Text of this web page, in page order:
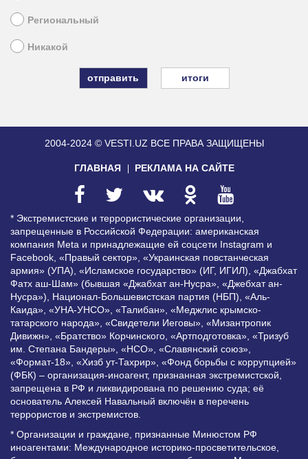
Региональный
Никакой
итоги
2004-2024 © VESTI.UZ ВСЕ ПРАВА ЗАЩИЩЕНЫ
ГЛАВНАЯ РЕКЛАМА НА САЙТЕ
* Экстремистские и террористические организации,
запрещенные в Российской Федерации: американская
компания Meta и принадлежащие ей соцсети Instagram и
Facebook, «Правый сектор», «Украинская повстанческая
армия» (УПА), «Исламское государство» (ИГ, ИГИЛ), «Джабхат
Фатх аш-Шам» (бывшая «Джабхат ан-Нусра», «Джебхат ан-
Нусра»), Национал-Большевистская партия (НБП), «Аль-
Каида», «УНА-УНСО», «Талибан», «Меджлис крымско-
татарского народа», «Свидетели Иеговы», «Мизантропик
Дивижн», «Братство» Корчинского, «Артподготовка», «Тризуб
им. Степана Бандеры», «НСО», «Славянский союз»,
«Формат-18», «Хизб ут-Тахрир», «Фонд борьбы с коррупцией»
(ФБК) – организация-иноагент, признанная экстремистской,
запрещена в РФ и ликвидирована по решению суда; её
основатель Алексей Навальный включён в перечень
террористов и экстремистов.
* Организации и граждане, признанные Минюстом РФ
иноагентами: Международное историко-просветительское,